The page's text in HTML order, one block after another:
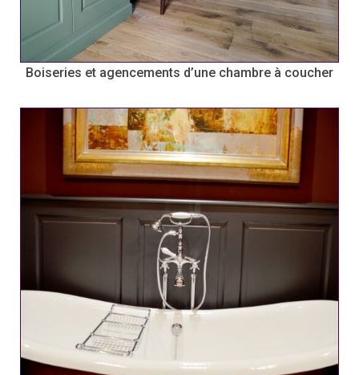
Boiseries et agencements d’une chambre à coucher